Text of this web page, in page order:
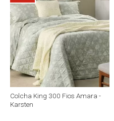
Compra rápida
Colcha King 300 Fios Amara -
Karsten